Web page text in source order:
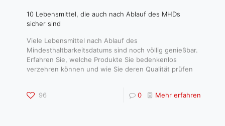
10 Lebensmittel, die auch nach Ablauf des MHDs
sicher sind
Viele Lebensmittel nach Ablauf des
Mindesthaltbarkeitsdatums sind noch völlig genießbar.
Erfahren Sie, welche Produkte Sie bedenkenlos
verzehren können und wie Sie deren Qualität prüfen
96 0 Mehr erfahren